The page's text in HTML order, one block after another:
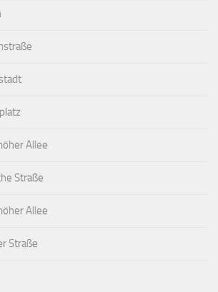
Allee
Straße
Allee
Straße